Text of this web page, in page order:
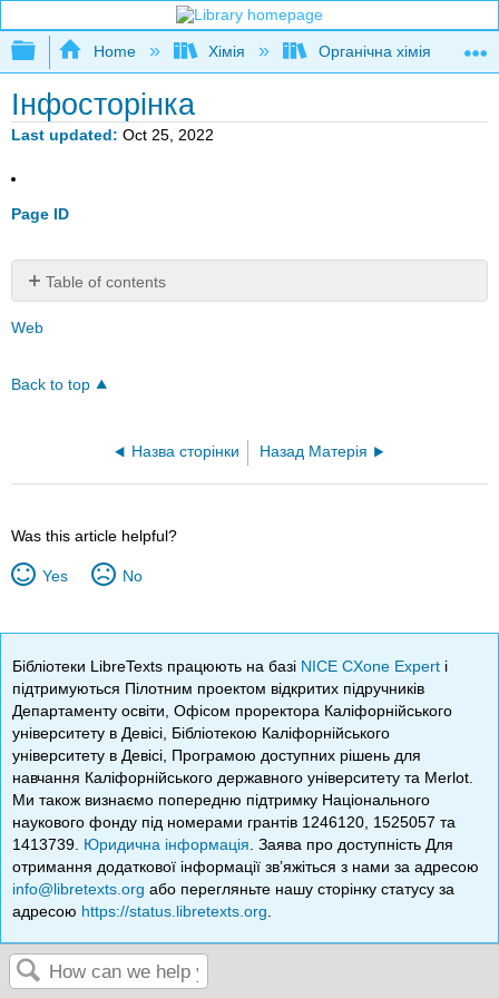
Expand/collapse global hierarchy
Home Хімія Органічна хімія
Інфосторінка
Last updated Oct 25, 2022
Page ID
Table of contents
No
headers
Web
Back to top
Назва сторінки Назад Матерія
Was this article helpful?
Yes No
Бібліотеки LibreTexts працюють на базі NICE CXone Expert і
підтримуються Пілотним проектом відкритих підручників
Департаменту освіти, Офісом проректора Каліфорнійського
університету в Девісі, Бібліотекою Каліфорнійського
університету в Девісі, Програмою доступних рішень для
навчання Каліфорнійського державного університету та Merlot.
Ми також визнаємо попередню підтримку Національного
наукового фонду під номерами грантів 1246120, 1525057 та
1413739. Юридична інформація . Заява про доступність Для
отримання додаткової інформації зв’яжіться з нами за адресою
info@libretexts.org або перегляньте нашу сторінку статусу за
адресою https://status.libretexts.org